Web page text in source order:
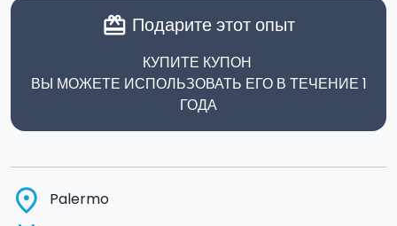
card_giftcard Подарите этот опыт
КУПИТЕ КУПОН
ВЫ МОЖЕТЕ ИСПОЛЬЗОВАТЬ ЕГО В ТЕЧЕНИЕ 1
ГОДА
place Palermo